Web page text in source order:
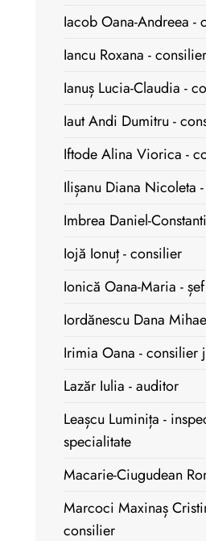
Iacob Oana-Andreea -
Iancu Roxana - consilier
Ianuș Lucia-Claudia -
Iaut Andi Dumitru -
Iftode Alina Viorica -
Ilișanu Diana Nicoleta
Imbrea Daniel-
Iojă Ionuț - consilier
Ionică Oana-Maria -
Iordănescu Dana
Irimia Oana - consilier
Lazăr Iulia - auditor
Leașcu Luminița -
specialitate
Macarie-Ciugudean
Marcoci Maxinaș
consilier